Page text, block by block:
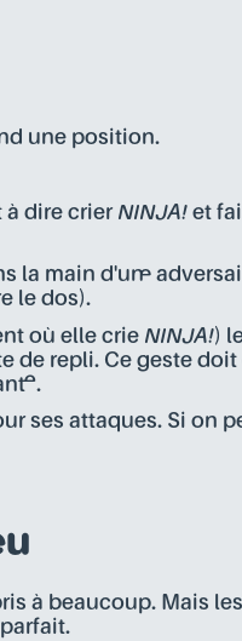
une position.
à dire crier NINJA! et
main d'un·e
le dos).
où elle crie NINJA!)
de repli. Ce geste
ses attaques. Si on
à beaucoup. Mais